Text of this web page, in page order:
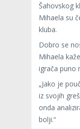
Šahovskog
Mihaela su
kluba.
Dobro se
Mihaela
igrača puno
„Jako je
iz svojih
onda
bolji.“